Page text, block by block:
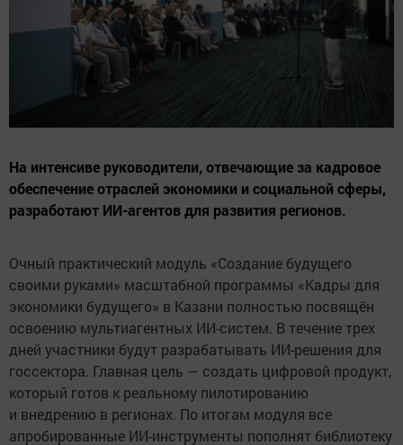
На интенсиве руководители, отвечающие за кадровое
обеспечение отраслей экономики и социальной сферы,
разработают ИИ-агентов для развития регионов.
Очный практический модуль «Создание будущего
своими руками» масштабной программы «Кадры для
экономики будущего» в Казани полностью посвящён
освоению мультиагентных ИИ-систем. В течение трех
дней участники будут разрабатывать ИИ-решения для
госсектора. Главная цель — создать цифровой продукт,
который готов к реальному пилотированию
и внедрению в регионах. По итогам модуля все
апробированные ИИ-инструменты пополнят библиотеку